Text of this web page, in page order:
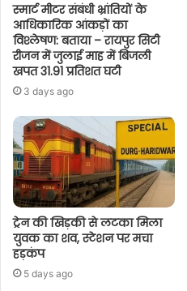
स्मार्ट मीटर संबंधी भ्रांतियों के
आधिकारिक आंकड़ों का
विश्लेषण: बताया – रायपुर सिटी
रीजन में जुलाई माह में बिजली
खपत 31.91 प्रतिशत घटी
3 days ago
ट्रेन की खिड़की से लटका मिला
युवक का शव, स्टेशन पर मचा
हड़कंप
5 days ago